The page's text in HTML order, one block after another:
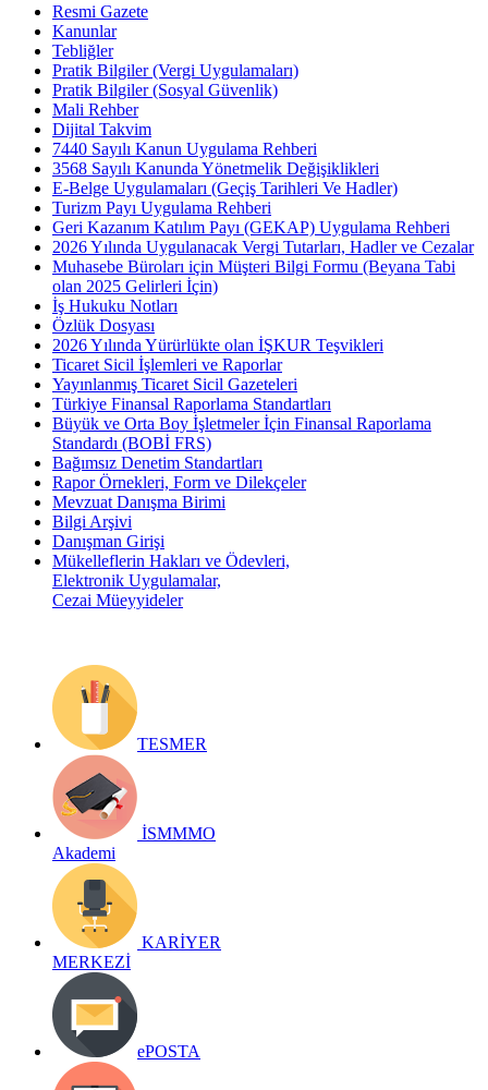
Resmi Gazete
Kanunlar
Tebliğler
Pratik Bilgiler (Vergi Uygulamaları)
Pratik Bilgiler (Sosyal Güvenlik)
Mali Rehber
Dijital Takvim
7440 Sayılı Kanun Uygulama Rehberi
3568 Sayılı Kanunda Yönetmelik Değişiklikleri
E-Belge Uygulamaları (Geçiş Tarihleri Ve Hadler)
Turizm Payı Uygulama Rehberi
Geri Kazanım Katılım Payı (GEKAP) Uygulama Rehberi
2026 Yılında Uygulanacak Vergi Tutarları, Hadler ve Cezalar
Muhasebe Büroları için Müşteri Bilgi Formu (Beyana Tabi
olan 2025 Gelirleri İçin)
İş Hukuku Notları
Özlük Dosyası
2026 Yılında Yürürlükte olan İŞKUR Teşvikleri
Ticaret Sicil İşlemleri ve Raporlar
Yayınlanmış Ticaret Sicil Gazeteleri
Türkiye Finansal Raporlama Standartları
Büyük ve Orta Boy İşletmeler İçin Finansal Raporlama
Standardı (BOBİ FRS)
Bağımsız Denetim Standartları
Rapor Örnekleri, Form ve Dilekçeler
Mevzuat Danışma Birimi
Bilgi Arşivi
Danışman Girişi
Mükelleflerin Hakları ve Ödevleri,
Elektronik Uygulamalar,
Cezai Müeyyideler
TESMER
İSMMMO
Akademi
KARİYER
MERKEZİ
ePOSTA